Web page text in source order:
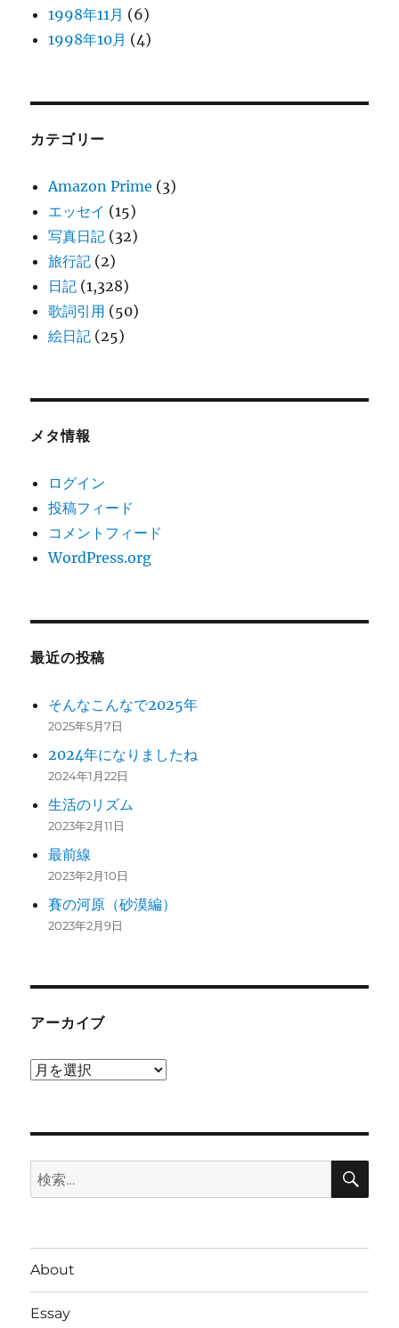
1998年11月 (6)
1998年10月 (4)
カテゴリー
Amazon Prime (3)
エッセイ (15)
写真日記 (32)
旅行記 (2)
日記 (1,328)
歌詞引用 (50)
絵日記 (25)
メタ情報
ログイン
投稿フィード
コメントフィード
WordPress.org
最近の投稿
そんなこんなで2025年
2025年5月7日
2024年になりましたね
2024年1月22日
生活のリズム
2023年2月11日
最前線
2023年2月10日
賽の河原（砂漠編）
2023年2月9日
アーカイブ
ア
検
索:
検
About
Essay